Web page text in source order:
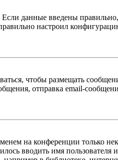
данные введены
настроил
чтобы размещать
отправка email-
на конференции только
вводить имя пользователя